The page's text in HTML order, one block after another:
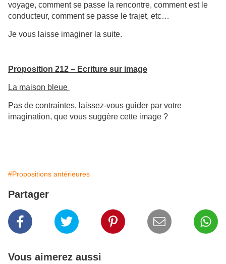
voyage, comment se passe la rencontre, comment est le
conducteur, comment se passe le trajet, etc…
Je vous laisse imaginer la suite.
Proposition 212 – Ecriture sur image
La maison bleue
Pas de contraintes, laissez-vous guider par votre
imagination, que vous suggère cette image ?
#Propositions antérieures
Partager
Vous aimerez aussi